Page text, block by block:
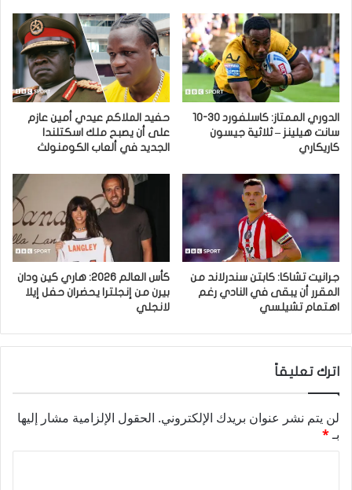
الدوري الممتاز: كاسلفورد 30-10
سانت هيلينز – ثلاثية جيسون
كاريكاري
حفيد الملاكم عيدي أمين عازم
على أن يصبح ملك اسكتلندا
الجديد في ألعاب الكومنولث
جرانيت تشاكا: كابتن سندرلاند من
المقرر أن يبقى في النادي رغم
اهتمام تشيلسي
كأس العالم 2026: هاري كين ودان
بيرن من إنجلترا يحضران حفل إيلا
لانجلي
اترك تعليقاً
لن يتم نشر عنوان بريدك الإلكتروني. الحقول الإلزامية مشار إليها
بـ*